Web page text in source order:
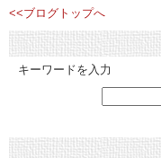
<<ブログトップへ
キーワードを入力